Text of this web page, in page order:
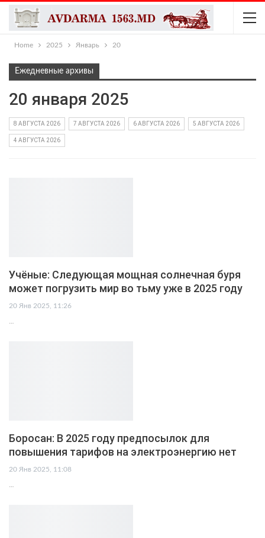
Home 2025 Январь 20
Ежедневные архивы
20 января 2025
8 АВГУСТА 2026 7 АВГУСТА 2026 6 АВГУСТА 2026 5 АВГУСТА 2026
4 АВГУСТА 2026
Учёные: Следующая мощная солнечная буря
может погрузить мир во тьму уже в 2025 году
20 Янв 2025, 11:26
…
Боросан: В 2025 году предпосылок для
повышения тарифов на электроэнергию нет
20 Янв 2025, 11:08
…